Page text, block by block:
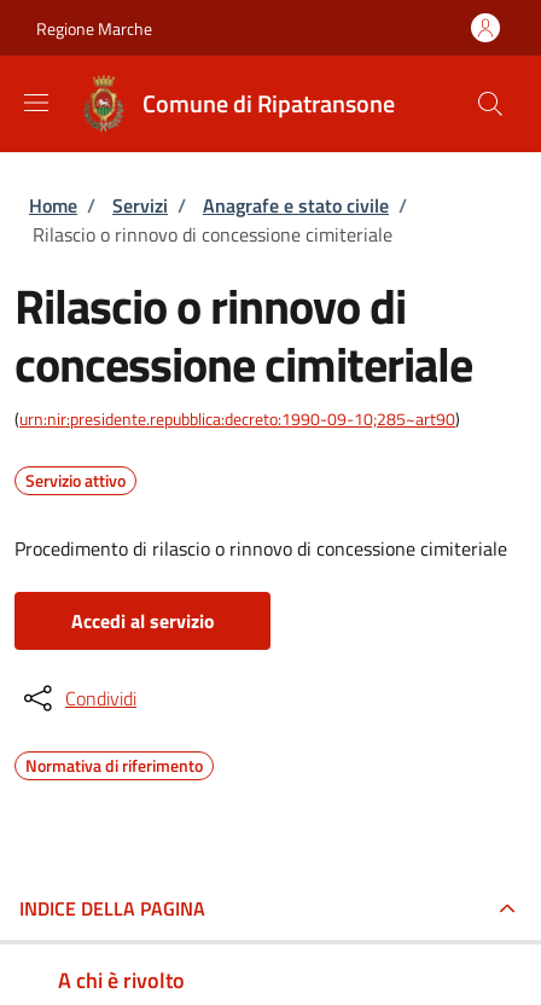
Regione Marche
Comune di Ripatransone
Briciole di pane
Home / Servizi / Anagrafe e stato civile /
Rilascio o rinnovo di concessione cimiteriale
Rilascio o rinnovo di
concessione cimiteriale
(urn:nir:presidente.repubblica:decreto:1990-09-10;285~art90)
Servizio attivo
Procedimento di rilascio o rinnovo di concessione cimiteriale
Accedi al servizio
Condividi
Normativa di riferimento
INDICE DELLA PAGINA
A chi è rivolto